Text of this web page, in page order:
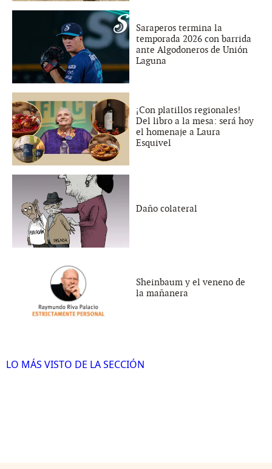
Saraperos termina la
temporada 2026 con barrida
ante Algodoneros de Unión
Laguna
¡Con platillos regionales!
Del libro a la mesa: será hoy
el homenaje a Laura
Esquivel
Daño colateral
Sheinbaum y el veneno de
la mañanera
LO MÁS VISTO DE LA SECCIÓN